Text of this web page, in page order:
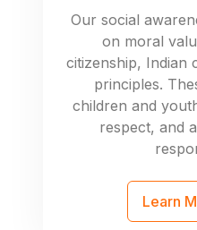
Our social
on moral
citizenship, Indian
principles.
children and
respect, and
Learn